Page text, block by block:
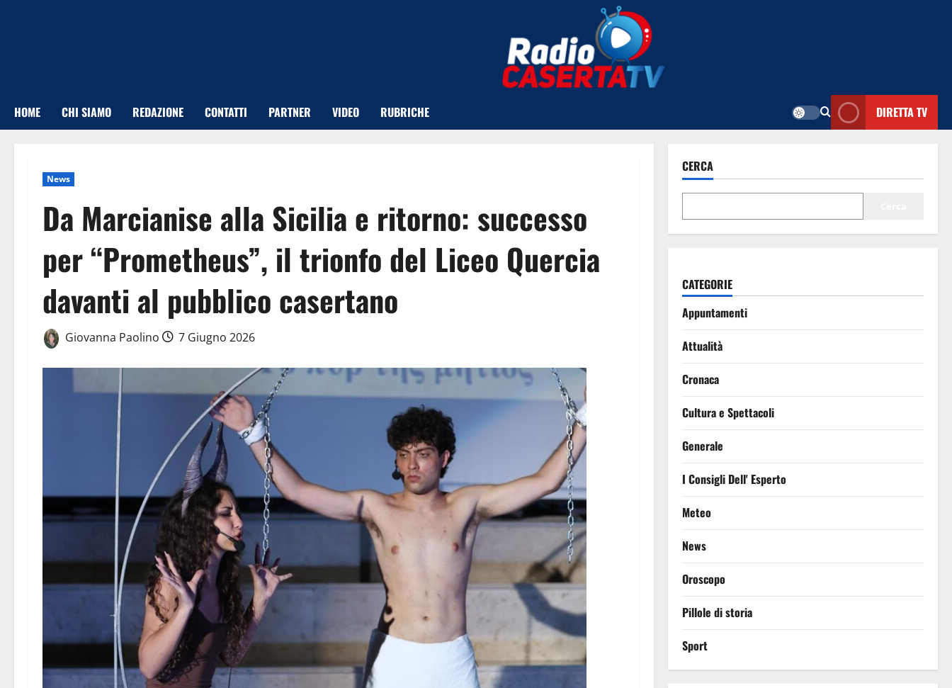
HOME CHI SIAMO REDAZIONE CONTATTI PARTNER VIDEO RUBRICHE DIRETTA TV
News
Da Marcianise alla Sicilia e ritorno: successo
per “Prometheus”, il trionfo del Liceo Quercia
davanti al pubblico casertano
Giovanna Paolino 7 Giugno 2026
CERCA
CATEGORIE
Appuntamenti
Attualità
Cronaca
Cultura e Spettacoli
Generale
I Consigli Dell' Esperto
Meteo
News
Oroscopo
Pillole di storia
Sport